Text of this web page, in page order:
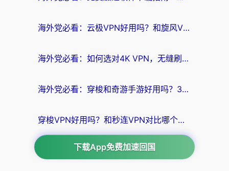
海外党必看：云极VPN好用吗？和旋风VPN对比哪个回国效果更好？附真实体验+选择攻略
海外党必看：如何选对4K VPN，无缝刷国内剧听网易云？
海外党必看：穿梭和奇游手游好用吗？3步选对回国加速器，流畅看CCTV5海外直播
穿梭VPN好用吗？和秒连VPN对比哪个回国效果更好？海外党亲测实用指南
下载App免费加速回国